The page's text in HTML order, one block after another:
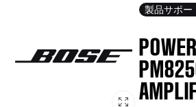
製品サポー